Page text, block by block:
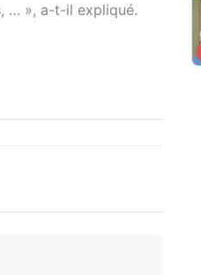
… », a-t-il expliqué.